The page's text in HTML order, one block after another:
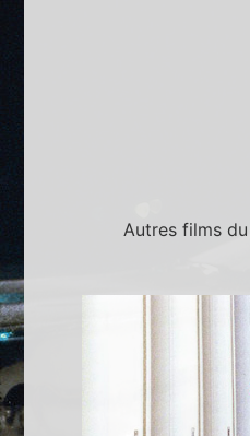
Autres films